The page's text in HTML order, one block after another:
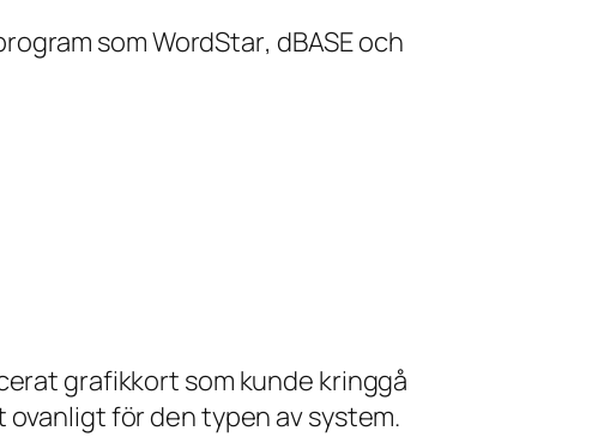
somWordStar, dBASEoch
grafikkort som kunde kringgå
för den typen av system.